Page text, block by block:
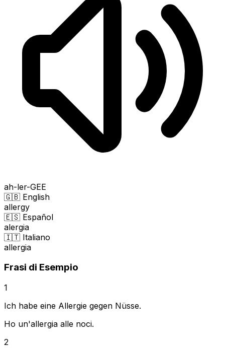
ah-ler-GEE
🇬🇧 English
allergy
🇪🇸 Español
alergia
🇮🇹 Italiano
allergia
Frasi di Esempio
1
Ich habe eine Allergie gegen Nüsse.
Ho un'allergia alle noci.
2